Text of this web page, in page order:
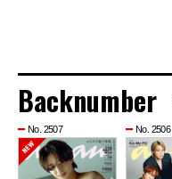
Backnumber
No. 2507 No. 2506